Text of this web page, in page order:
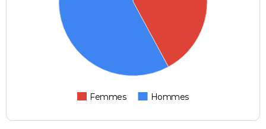
Femmes Hommes